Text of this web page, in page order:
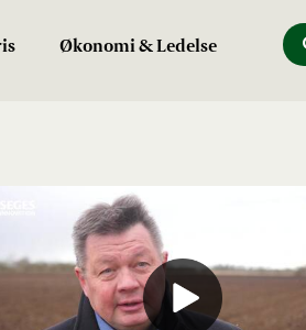
Økonomi & Ledelse